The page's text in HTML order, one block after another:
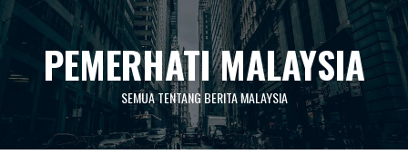
Skip
contentPEMERHATI MALAYSIA
SEMUA TENTANG BERITA MALAYSIA